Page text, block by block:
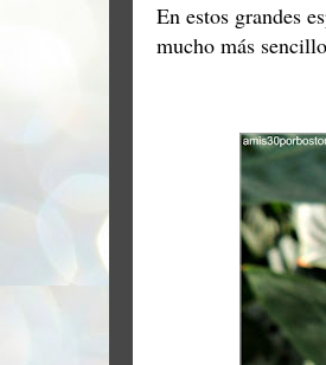
En estos grandes
mucho más